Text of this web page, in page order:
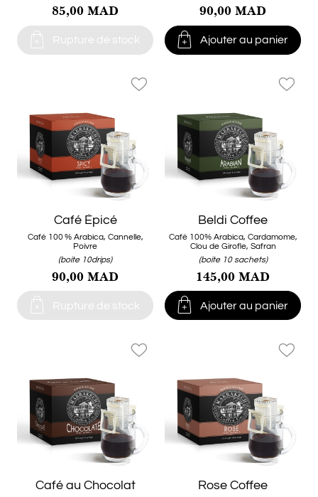
85,00 MAD
 Rupture de stock
90,00 MAD
 Ajouter au panier
Café Épicé
Café 100 % Arabica, Cannelle,
Poivre
(boite 10drips)
90,00 MAD
 Rupture de stock
favorite_border
Beldi Coffee
Café 100% Arabica, Cardamome,
Clou de Girofle, Safran
(boite 10 sachets)
145,00 MAD
 Ajouter au panier
favorite_border
Café au Chocolat
favorite_border
Rose Coffee
favorite_border